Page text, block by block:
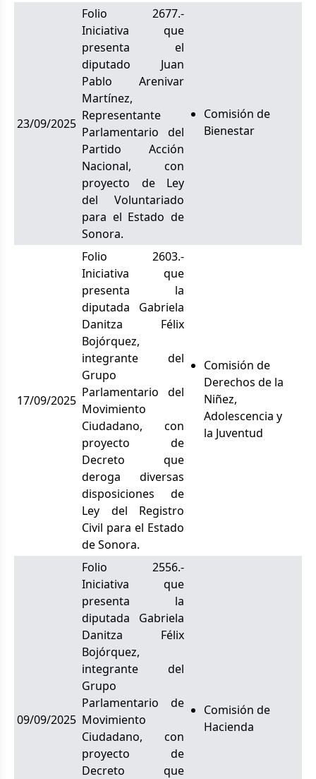
23/09/2025
Folio 2677.-
Iniciativa que
presenta el
diputado Juan
Pablo Arenivar
Martínez,
Representante
Parlamentario del
Partido Acción
Nacional, con
proyecto de Ley
del Voluntariado
para el Estado de
Sonora.
Comisión de
Bienestar
17/09/2025
Folio 2603.-
Iniciativa que
presenta la
diputada Gabriela
Danitza Félix
Bojórquez,
integrante del
Grupo
Parlamentario del
Movimiento
Ciudadano, con
proyecto de
Decreto que
deroga diversas
disposiciones de
Ley del Registro
Civil para el Estado
de Sonora.
Comisión de
Derechos de la
Niñez,
Adolescencia y
la Juventud
09/09/2025
Folio 2556.-
Iniciativa que
presenta la
diputada Gabriela
Danitza Félix
Bojórquez,
integrante del
Grupo
Parlamentario de
Movimiento
Ciudadano, con
proyecto de
Decreto que
Comisión de
Hacienda